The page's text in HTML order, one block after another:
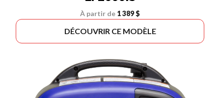
À partir de 1 389 $
DÉCOUVRIR CE MODÈLE